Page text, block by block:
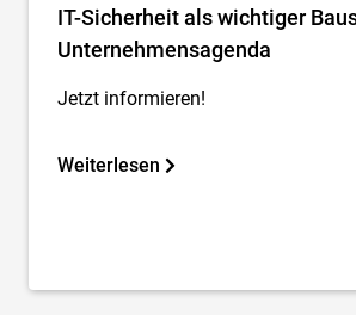
IT-Sicherheit als wichtiger
Unternehmensagenda
Jetzt informieren!
Weiterlesen